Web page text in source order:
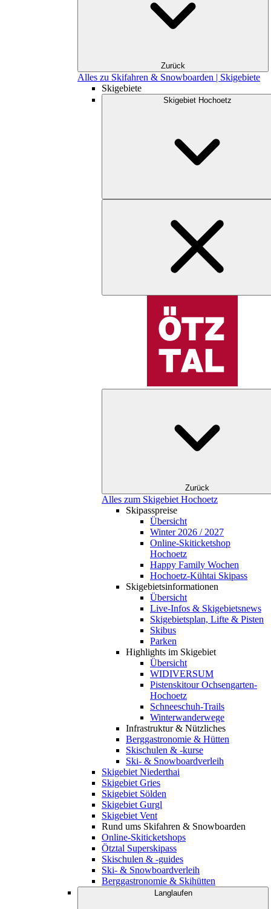
Zurück
Alles zu Skifahren & Snowboarden | Skigebiete
Skigebiete
Skigebiet Hochoetz
Zurück
Alles zum Skigebiet Hochoetz
Skipasspreise
Übersicht
Winter 2026 / 2027
Online-Skiticketshop
Hochoetz
Happy Family Wochen
Hochoetz-Kühtai Skipass
Skigebietsinformationen
Übersicht
Live-Infos & Skigebietsnews
Skigebietsplan, Lifte & Pisten
Skibus
Parken
Highlights im Skigebiet
Übersicht
WIDIVERSUM
Pistenskitour Ochsengarten-
Hochoetz
Schneeschuh-Trails
Winterwanderwege
Infrastruktur & Nützliches
Berggastronomie & Hütten
Skischulen & -kurse
Ski- & Snowboardverleih
Skigebiet Niederthai
Skigebiet Gries
Skigebiet Sölden
Skigebiet Gurgl
Skigebiet Vent
Rund ums Skifahren & Snowboarden
Online-Skiticketshops
Ötztal Superskipass
Skischulen & -guides
Ski- & Snowboardverleih
Berggastronomie & Skihütten
Langlaufen